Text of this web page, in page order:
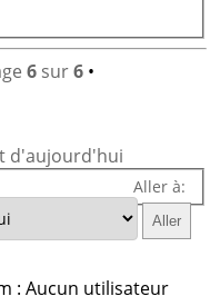
6sur6•
d'aujourd'hui
Aller à:
: Aucun utilisateur